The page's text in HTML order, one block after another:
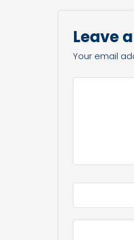
Leave
Your email